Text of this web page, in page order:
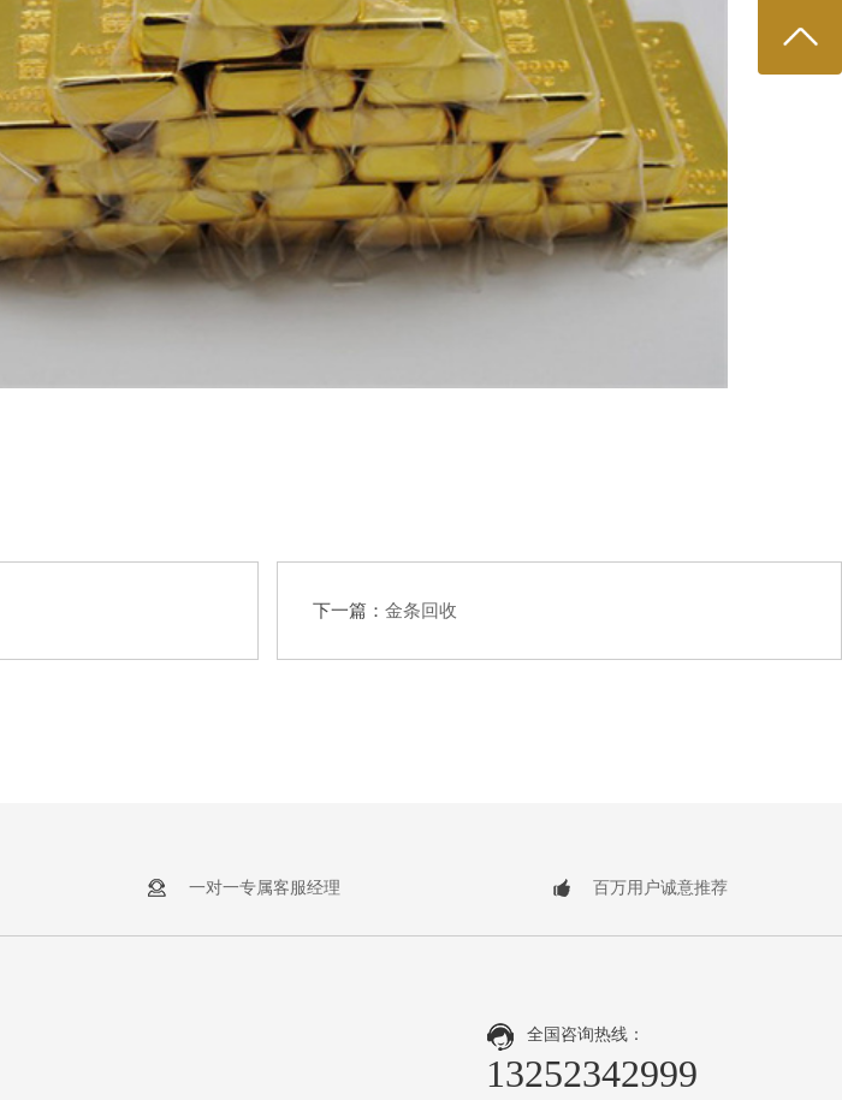
下一篇：金条回收
一对一专属客服经理 百万用户诚意推荐
全国咨询热线：
13252342999